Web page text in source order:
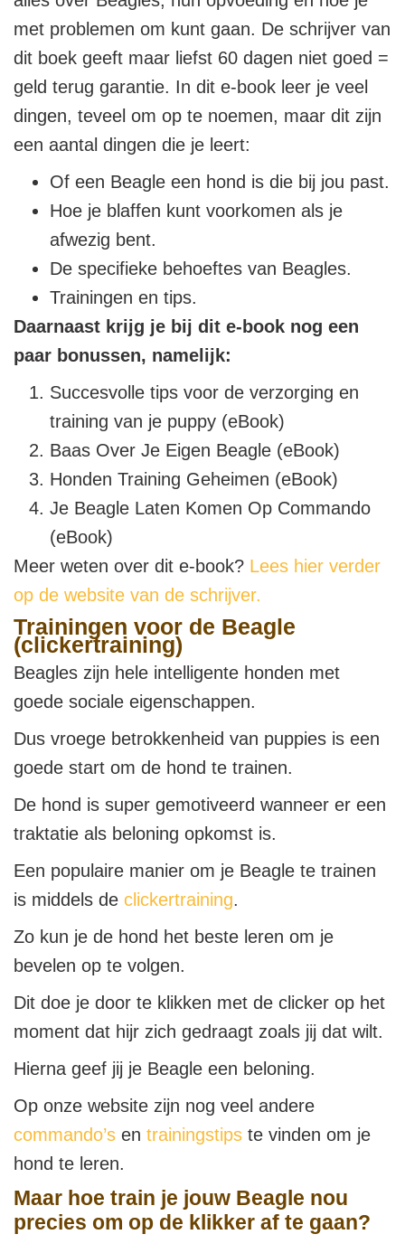
met problemen om kunt gaan. De schrijver van
dit boek geeft maar liefst 60 dagen niet goed =
geld terug garantie. In dit e-book leer je veel
dingen, teveel om op te noemen, maar dit zijn
een aantal dingen die je leert:
Of een Beagle een hond is die bij jou past.
Hoe je blaffen kunt voorkomen als je
afwezig bent.
De specifieke behoeftes van Beagles.
Trainingen en tips.
Daarnaast krijg je bij dit e-book nog een
paar bonussen, namelijk:
Succesvolle tips voor de verzorging en
training van je puppy (eBook)
Baas Over Je Eigen Beagle (eBook)
Honden Training Geheimen (eBook)
Je Beagle Laten Komen Op Commando
(eBook)
Meer weten over dit e-book? Lees hier verder
op de website van de schrijver.
Trainingen voor de Beagle
(clickertraining)
Beagles zijn hele intelligente honden met
goede sociale eigenschappen.
Dus vroege betrokkenheid van puppies is een
goede start om de hond te trainen.
De hond is super gemotiveerd wanneer er een
traktatie als beloning opkomst is.
Een populaire manier om je Beagle te trainen
is middels de clickertraining.
Zo kun je de hond het beste leren om je
bevelen op te volgen.
Dit doe je door te klikken met de clicker op het
moment dat hijr zich gedraagt zoals jij dat wilt.
Hierna geef jij je Beagle een beloning.
Op onze website zijn nog veel andere
commando’s en trainingstips te vinden om je
hond te leren.
Maar hoe train je jouw Beagle nou
precies om op de klikker af te gaan?